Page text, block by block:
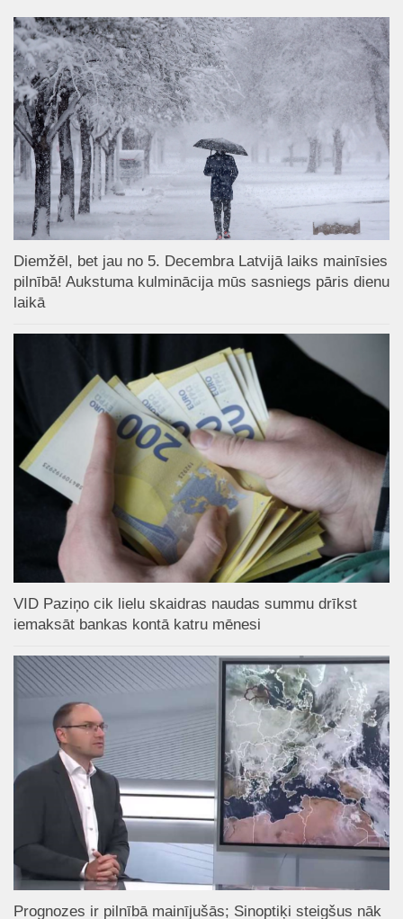
Diemžēl, bet jau no 5. Decembra Latvijā laiks mainīsies
pilnībā! Aukstuma kulminācija mūs sasniegs pāris dienu
laikā
VID Paziņo cik lielu skaidras naudas summu drīkst
iemaksāt bankas kontā katru mēnesi
Prognozes ir pilnībā mainījušās; Sinoptiķi steigšus nāk